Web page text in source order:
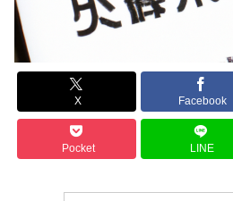
X Facebook
Pocket LINE